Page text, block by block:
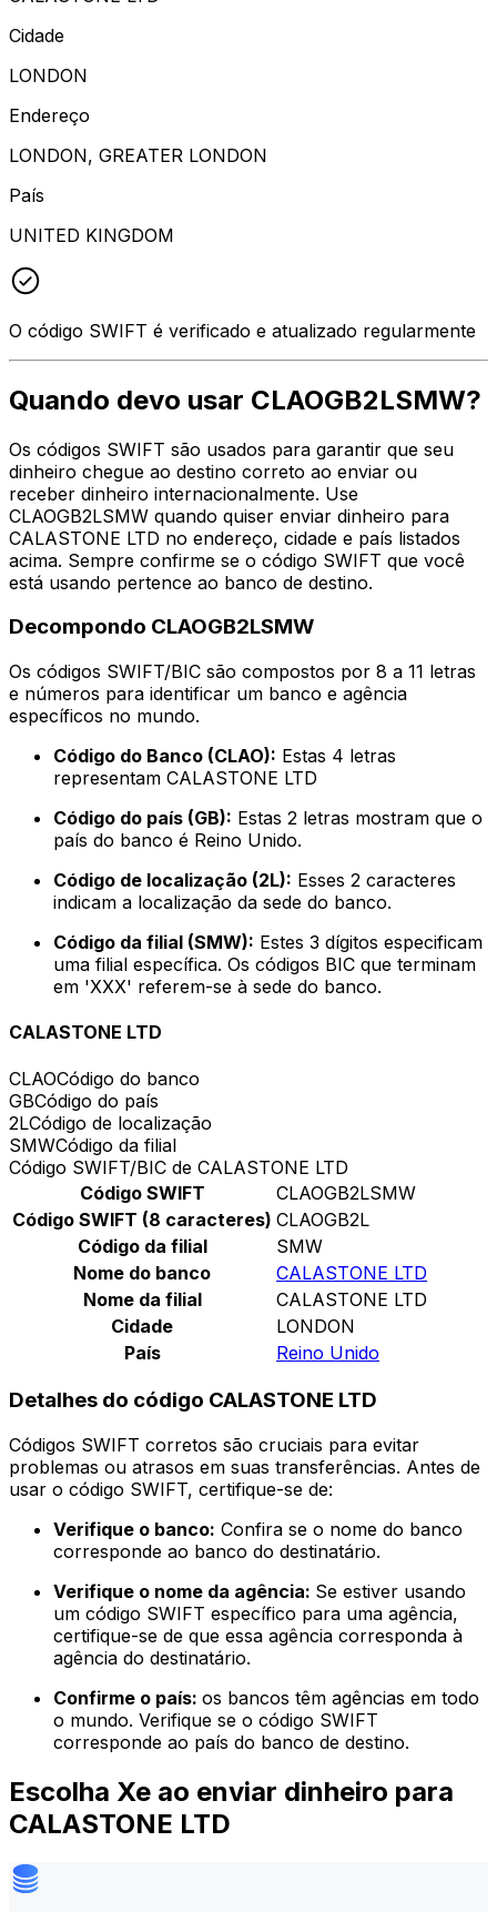
Cidade
LONDON
Endereço
LONDON, GREATER LONDON
País
UNITED KINGDOM
O código SWIFT é verificado e atualizado regularmente
Quando devo usar CLAOGB2LSMW?
Os códigos SWIFT são usados para garantir que seu
dinheiro chegue ao destino correto ao enviar ou
receber dinheiro internacionalmente. Use
CLAOGB2LSMW quando quiser enviar dinheiro para
CALASTONE LTD no endereço, cidade e país listados
acima. Sempre confirme se o código SWIFT que você
está usando pertence ao banco de destino.
Decompondo CLAOGB2LSMW
Os códigos SWIFT/BIC são compostos por 8 a 11 letras
e números para identificar um banco e agência
específicos no mundo.
Código do Banco (CLAO): Estas 4 letras
representam CALASTONE LTD
Código do país (GB): Estas 2 letras mostram que o
país do banco é Reino Unido.
Código de localização (2L): Esses 2 caracteres
indicam a localização da sede do banco.
Código da filial (SMW): Estes 3 dígitos especificam
uma filial específica. Os códigos BIC que terminam
em 'XXX' referem-se à sede do banco.
CALASTONE LTD
CLAOCódigo do banco
GBCódigo do país
2LCódigo de localização
SMWCódigo da filial
Código SWIFT/BIC de CALASTONE LTD
Código SWIFT
CLAOGB2LSMW
Código SWIFT (8 caracteres) CLAOGB2L
Código da filial
SMW
Nome do banco
CALASTONE LTD
Nome da filial
CALASTONE LTD
Cidade
LONDON
País
Reino Unido
Detalhes do código CALASTONE LTD
Códigos SWIFT corretos são cruciais para evitar
problemas ou atrasos em suas transferências. Antes de
usar o código SWIFT, certifique-se de:
Verifique o banco: Confira se o nome do banco
corresponde ao banco do destinatário.
Verifique o nome da agência: Se estiver usando
um código SWIFT específico para uma agência,
certifique-se de que essa agência corresponda à
agência do destinatário.
Confirme o país: os bancos têm agências em todo
o mundo. Verifique se o código SWIFT
corresponde ao país do banco de destino.
Escolha Xe ao enviar dinheiro para
CALASTONE LTD